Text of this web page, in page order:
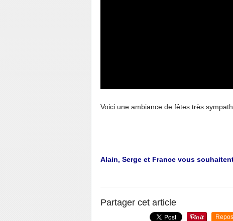
Voici une ambiance de fêtes très
Alain, Serge et France vous
Partager cet article